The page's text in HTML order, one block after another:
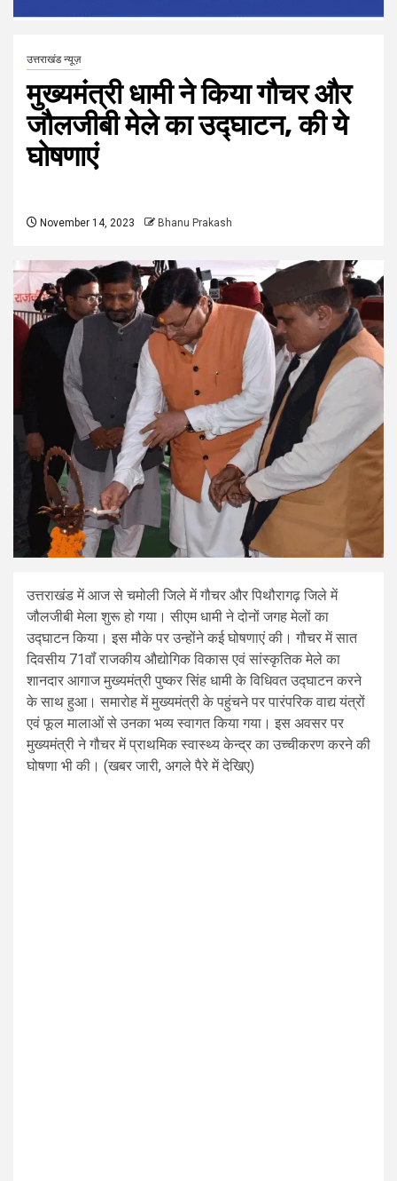
उत्तराखंड न्यूज़
मुख्यमंत्री धामी ने किया गौचर और
जौलजीबी मेले का उद्घाटन, की ये
घोषणाएं
November 14, 2023 Bhanu Prakash
उत्तराखंड में आज से चमोली जिले में गौचर और पिथौरागढ़ जिले में
जौलजीबी मेला शुरू हो गया। सीएम धामी ने दोनों जगह मेलों का
उद्घाटन किया। इस मौके पर उन्होंने कई घोषणाएं की। गौचर में सात
दिवसीय 71वॉं राजकीय औद्योगिक विकास एवं सांस्कृतिक मेले का
शानदार आगाज मुख्यमंत्री पुष्कर सिंह धामी के विधिवत उद्घाटन करने
के साथ हुआ। समारोह में मुख्यमंत्री के पहुंचने पर पारंपरिक वाद्य यंत्रों
एवं फूल मालाओं से उनका भव्य स्वागत किया गया। इस अवसर पर
मुख्यमंत्री ने गौचर में प्राथमिक स्वास्थ्य केन्द्र का उच्चीकरण करने की
घोषणा भी की। (खबर जारी, अगले पैरे में देखिए)